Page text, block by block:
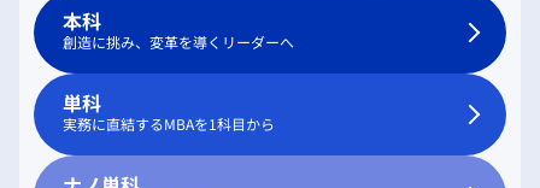
本科
創造に挑み、変革を導くリーダーへ
単科
実務に直結するMBAを1科目から